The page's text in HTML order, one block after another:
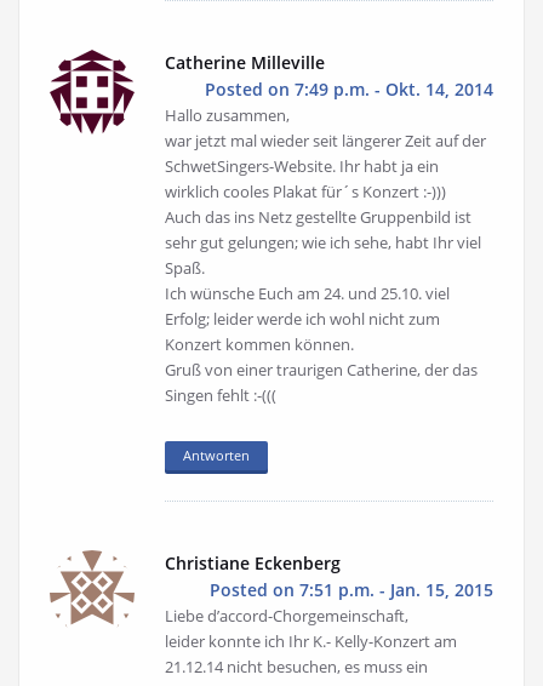
Catherine Milleville
Posted on 7:49 p.m. - Okt. 14, 2014
Hallo zusammen,
war jetzt mal wieder seit längerer Zeit auf der
SchwetSingers-Website. Ihr habt ja ein
wirklich cooles Plakat für´s Konzert :-)))
Auch das ins Netz gestellte Gruppenbild ist
sehr gut gelungen; wie ich sehe, habt Ihr viel
Spaß.
Ich wünsche Euch am 24. und 25.10. viel
Erfolg; leider werde ich wohl nicht zum
Konzert kommen können.
Gruß von einer traurigen Catherine, der das
Singen fehlt :-(((
Antworten
Christiane Eckenberg
Posted on 7:51 p.m. - Jan. 15, 2015
Liebe d’accord-Chorgemeinschaft,
leider konnte ich Ihr K.- Kelly-Konzert am
21.12.14 nicht besuchen, es muss ein